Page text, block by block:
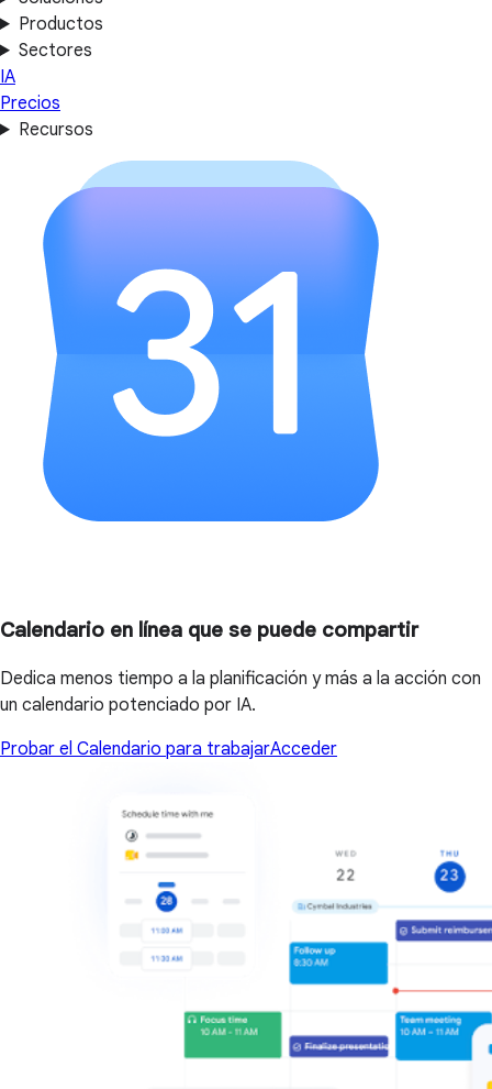
Productos
Sectores
IA
Precios
Recursos
Calendario en línea que se puede compartir
Dedica menos tiempo a la planificación y más a la acción con
un calendario potenciado por IA.
Probar el Calendario para trabajarAcceder